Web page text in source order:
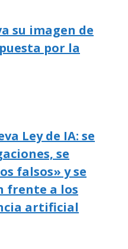
su imagen de
por la
Ley de IA: se
se
falsos» y se
frente a los
artificial